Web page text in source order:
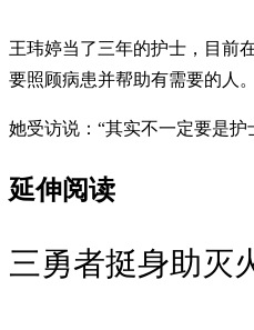
王玮婷当了三年的护士，目前
要照顾病患并帮助有需要的人。
她受访说：“其实不一定要是
延伸阅读
三勇者挺身助灭